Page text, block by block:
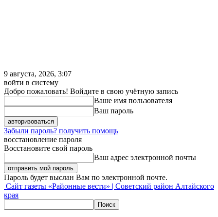
9 августа, 2026, 3:07
войти в систему
Добро пожаловать! Войдите в свою учётную запись
Ваше имя пользователя
Ваш пароль
Забыли пароль? получить помощь
восстановление пароля
Восстановите свой пароль
Ваш адрес электронной почты
Пароль будет выслан Вам по электронной почте.
Сайт газеты «Районные вести» | Советский район Алтайского
края